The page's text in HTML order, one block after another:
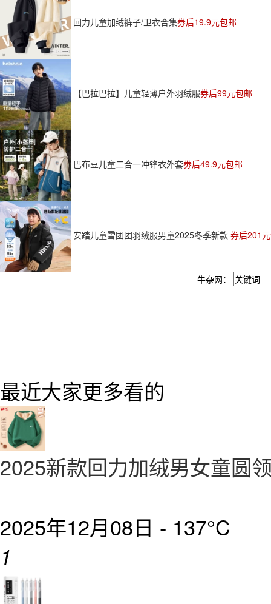
回力儿童加绒裤子/卫衣合集劵后19.9元包邮
【巴拉巴拉】儿童轻薄户外羽绒服券后99元包邮
巴布豆儿童二合一冲锋衣外套劵后49.9元包邮
安踏儿童雪团团羽绒服男童2025冬季新款 券后201
牛杂网：
最近大家更多看的
2025新款回力加绒男女童圆
2025年12月08日 - 137°C
1